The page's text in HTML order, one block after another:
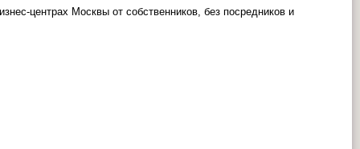
центрах Москвы от собственников, без посредников и